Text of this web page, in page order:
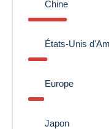
Chine
États-Unis
Europe
Japon